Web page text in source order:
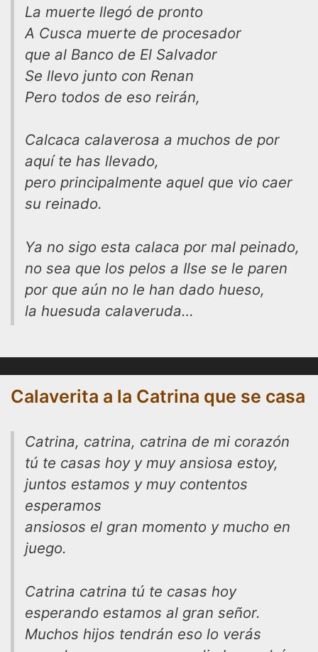
La muerte llegó de pronto
A Cusca muerte de procesador
que al Banco de El Salvador
Se llevo junto con Renan
Pero todos de eso reirán,
Calcaca calaverosa a muchos de por
aquí te has llevado,
pero principalmente aquel que vio caer
su reinado.
Ya no sigo esta calaca por mal peinado,
no sea que los pelos a Ilse se le paren
por que aún no le han dado hueso,
la huesuda calaveruda…
Calaverita a la Catrina que se casa
Catrina, catrina, catrina de mi corazón
tú te casas hoy y muy ansiosa estoy,
juntos estamos y muy contentos
esperamos
ansiosos el gran momento y mucho en
juego.
Catrina catrina tú te casas hoy
esperando estamos al gran señor.
Muchos hijos tendrán eso lo verás